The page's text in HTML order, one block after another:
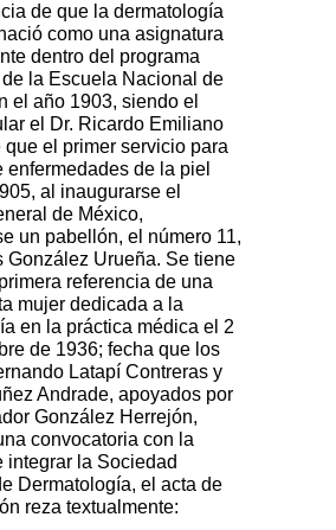
de que la dermatología
como una asignatura
dentro del programa
la Escuela Nacional de
el año 1903, siendo el
el Dr. Ricardo Emiliano
que el primer servicio para
enfermedades de la piel
al inaugurarse el
de México,
un pabellón, el número 11,
González Urueña. Se tiene
referencia de una
mujer dedicada a la
en la práctica médica el 2
de 1936; fecha que los
Latapí Contreras y
Andrade, apoyados por
González Herrejón,
convocatoria con la
integrar la Sociedad
Dermatología, el acta de
reza textualmente: